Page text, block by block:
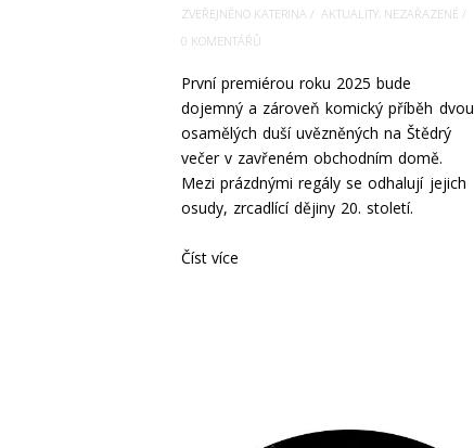
ZVEŘEJNĚNO KATERINA AKTUALITY NEZAŘAZENÉ
0 KOMENTÁŘŮ
První premiérou roku 2025 bude
dojemný a zároveň komický příběh dvou
osamělých duší uvězněných na Štědrý
večer v zavřeném obchodním domě.
Mezi prázdnými regály se odhalují jejich
osudy, zrcadlící dějiny 20. století.
Číst více